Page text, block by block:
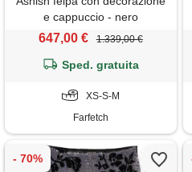
e cappuccio - nero
647,00 € 1.339,00 €
Sped. gratuita
XS-S-M
Farfetch